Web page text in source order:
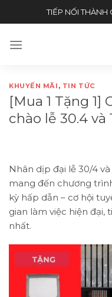
to
TIẾP NỐI THÀNH
KHUYẾN MÃI , TIN TỨC
[Mua 1 Tặng
chào lễ 30.4 và
Nhân dịp đại lễ 30/4 và
mang đến chương
kỳ hấp dẫn – cơ hội
gian làm việc hiện đại,
nhất.